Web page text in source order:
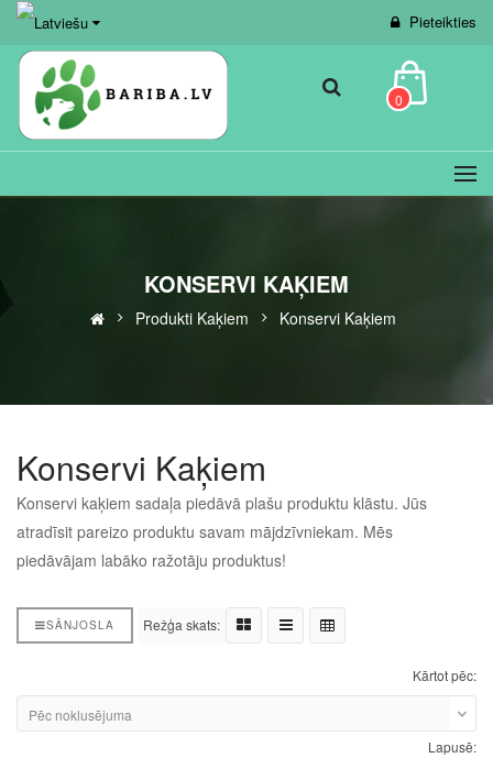
Pieteikties
0
KONSERVI KAĶIEM
Produkti Kaķiem Konservi Kaķiem
Konservi Kaķiem
Konservi kaķiem sadaļa piedāvā plašu produktu klāstu. Jūs
atradīsit pareizo produktu savam mājdzīvniekam. Mēs
piedāvājam labāko ražotāju produktus!
SĀNJOSLA Režģa skats:
Kārtot pēc:
Lapusē: